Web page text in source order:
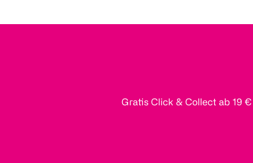
Gratis Click & Collect ab 19 €